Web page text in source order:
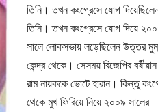
তিনি। তখন কংগ্রেসে যোগ
তিনি। তখন কংগ্রেসে যোগ দিয়ে
সালে লোকসভায় লড়েছিলেন উত্তর
কেন্দ্র থেকে। সেসময় বিজেপির
রাম নায়ককে ভোটে হারান। কিন্তু
থেকে মুখ ফিরিয়ে নিয়ে ২০০৯ সালের